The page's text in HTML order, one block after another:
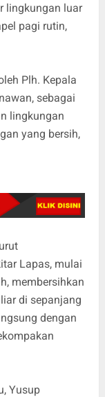
lingkungan luar
pagi rutin,
Plh. Kepala
sebagai
lingkungan
yang bersih,
Lapas, mulai
membersihkan
di sepanjang
dengan
Yusup